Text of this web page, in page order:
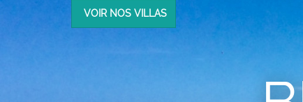
VOIR NOS VILLAS